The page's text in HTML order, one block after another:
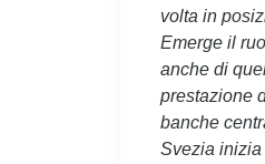
volta in
Emerge il
anche di
prestazione
banche
Svezia inizia